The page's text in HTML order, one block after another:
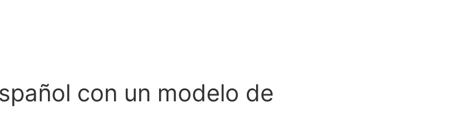
con un modelo de